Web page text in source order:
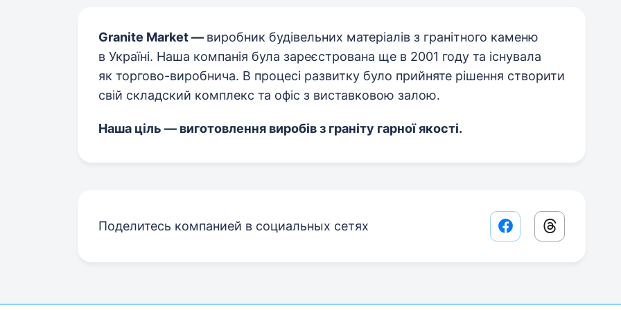
Granite Market — виробник будівельних матеріалів з гранітного каменю
в Україні. Наша компанія була зареєстрована ще в 2001 году та існувала
як торгово-виробнича. В процесі развитку було прийняте рішення створити
свій складский комплекс та офіс з виставковою залою.
Наша ціль — виготовлення виробів з граніту гарної якості.
Поделитесь компанией в социальных сетях Facebook share link
Threads